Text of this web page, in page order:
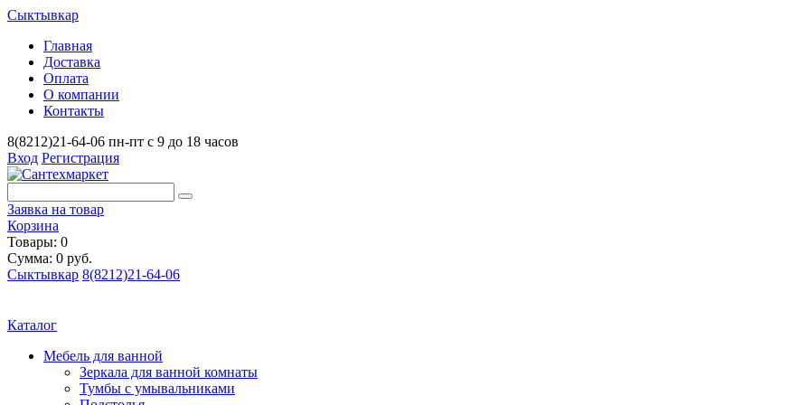
Сыктывкар
Главная
Доставка
Оплата
О компании
Контакты
8(8212)21-64-06 пн-пт с 9 до 18 часов
Вход Регистрация
Заявка на товар
Корзина
Товары: 0
Сумма: 0 руб.
Сыктывкар 8(8212)21-64-06
Каталог
Мебель для ванной
Зеркала для ванной комнаты
Тумбы с умывальниками